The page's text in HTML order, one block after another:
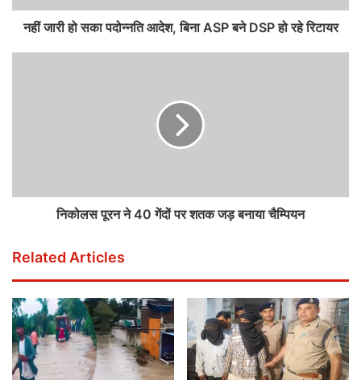
नहीं जारी हो सका पदोन्नति आदेश, बिना ASP बने DSP हो रहे रिटायर
निकोलस पूरन ने 40 गेंदों पर शतक जड़ बनाया चैम्पियन
Related Articles